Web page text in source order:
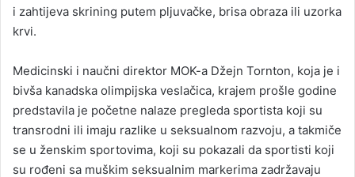
i zahtijeva skrining putem pljuvačke, brisa obraza ili uzorka
krvi.
Medicinski i naučni direktor MOK-a Džejn Tornton, koja je i
bivša kanadska olimpijska veslačica, krajem prošle godine
predstavila je početne nalaze pregleda sportista koji su
transrodni ili imaju razlike u seksualnom razvoju, a takmiče
se u ženskim sportovima, koji su pokazali da sportisti koji
su rođeni sa muškim seksualnim markerima zadržavaju